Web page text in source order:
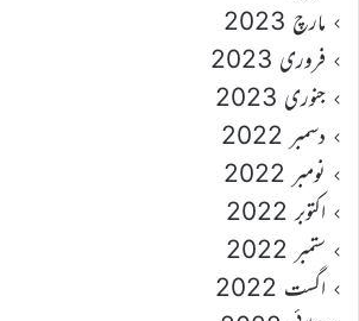
مارچ 2023
فروری 2023
جنوری 2023
دسمبر 2022
نومبر 2022
اکتوبر 2022
ستمبر 2022
اگست 2022